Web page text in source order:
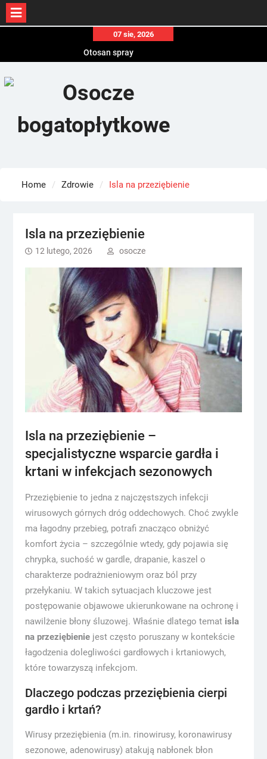
content
07 sie, 2026
Otosan spray
Korony
Home Zdrowie Isla na przeziębienie
Isla na przeziębienie
12 lutego, 2026 osocze
Isla na przeziębienie –
specjalistyczne wsparcie gardła i
krtani w infekcjach sezonowych
Przeziębienie to jedna z najczęstszych infekcji
wirusowych górnych dróg oddechowych. Choć zwykle
ma łagodny przebieg, potrafi znacząco obniżyć
komfort życia – szczególnie wtedy, gdy pojawia się
chrypka, suchość w gardle, drapanie, kaszel o
charakterze podrażnieniowym oraz ból przy
przełykaniu. W takich sytuacjach kluczowe jest
postępowanie objawowe ukierunkowane na ochronę i
nawilżenie błony śluzowej. Właśnie dlatego temat isla
na przeziębieniejest często poruszany w kontekście
łagodzenia dolegliwości gardłowych i krtaniowych,
które towarzyszą infekcjom.
Dlaczego podczas przeziębienia cierpi
gardło i krtań?
Wirusy przeziębienia (m.in. rinowirusy, koronawirusy
sezonowe, adenowirusy) atakują nabłonek błon